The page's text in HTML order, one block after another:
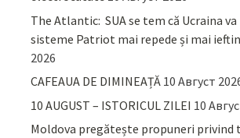
The Atlantic: SUA se tem că Ucraina va
sisteme Patriot mai repede și mai ieftin
2026
CAFEAUA DE DIMINEAȚĂ 10 Август
10 AUGUST – ISTORICUL ZILEI 10
Moldova pregătește propuneri privind